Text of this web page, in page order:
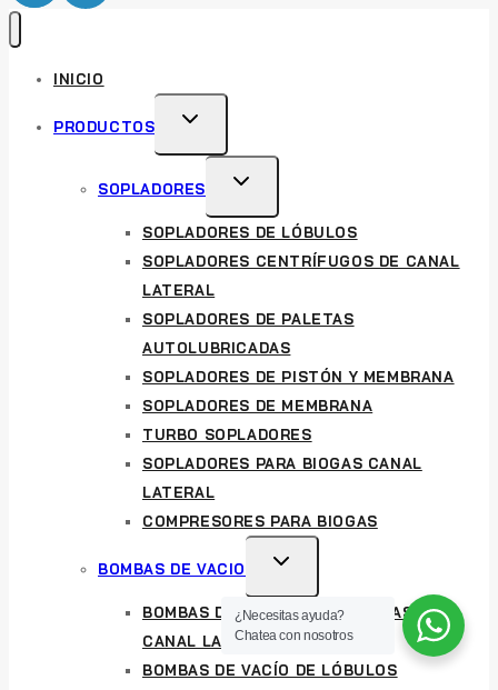
¿Necesitas ayuda?
Chatea con nosotros
INICIO
PRODUCTOS
TOGGLE
CHILD
MENU
SOPLADORES
TOGGLE
CHILD
MENU
SOPLADORES DE LÓBULOS
SOPLADORES CENTRÍFUGOS DE CANAL
LATERAL
SOPLADORES DE PALETAS
AUTOLUBRICADAS
SOPLADORES DE PISTÓN Y MEMBRANA
SOPLADORES DE MEMBRANA
TURBO SOPLADORES
SOPLADORES PARA BIOGAS CANAL
LATERAL
COMPRESORES PARA BIOGAS
BOMBAS DE VACIO
TOGGLE
CHILD
MENU
BOMBAS DE VACÍO CENTRIFUGAS DE
CANAL LATERAL
BOMBAS DE VACÍO DE LÓBULOS